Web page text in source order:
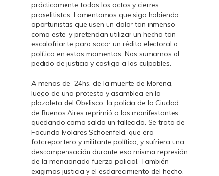
prácticamente todos los actos y cierres
proselitistas. Lamentamos que siga habiendo
oportunistas que usen un dolor tan inmenso
como este, y pretendan utilizar un hecho tan
escalofriante para sacar un rédito electoral o
político en estos momentos. Nos sumamos al
pedido de justicia y castigo a los culpables.
A menos de 24hs. de la muerte de Morena,
luego de una protesta y asamblea en la
plazoleta del Obelisco, la policía de la Ciudad
de Buenos Aires reprimió a los manifestantes,
quedando como saldo un fallecido. Se trata de
Facundo Molares Schoenfeld, que era
fotoreportero y militante político, y sufriera una
descompensación durante esa misma represión
de la mencionada fuerza policial. También
exigimos justicia y el esclarecimiento del hecho.